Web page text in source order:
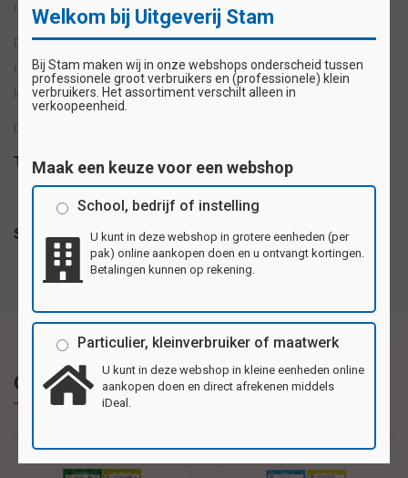
rekenvaardigheid.
De onderwerpen die behandeld worden: getallenstructuur - tijd -
redactiesommen - dagen - weken - maanden - tafels - deeltafels -
lengtematen - wat moet ik betalen? - Romeinse cijfers
De (speelse) oefeningen sluiten aan bij wat het kind op school leert!
Tags
Specificaties
Gerelateerde producten
Welkom bij Uitgeverij Stam
Bij Stam maken wij in onze webshops onderscheid tussen
professionele groot verbruikers en (professionele) klein
verbruikers. Het assortiment verschilt alleen in
verkoopeenheid.
Maak een keuze voor een webshop
School, bedrijf of instelling
U kunt in deze webshop in grotere eenheden (per
pak) online aankopen doen en u ontvangt kortingen.
Betalingen kunnen op rekening.
Particulier, kleinverbruiker of maatwerk
U kunt in deze webshop in kleine eenheden online
aankopen doen en direct afrekenen middels
iDeal.